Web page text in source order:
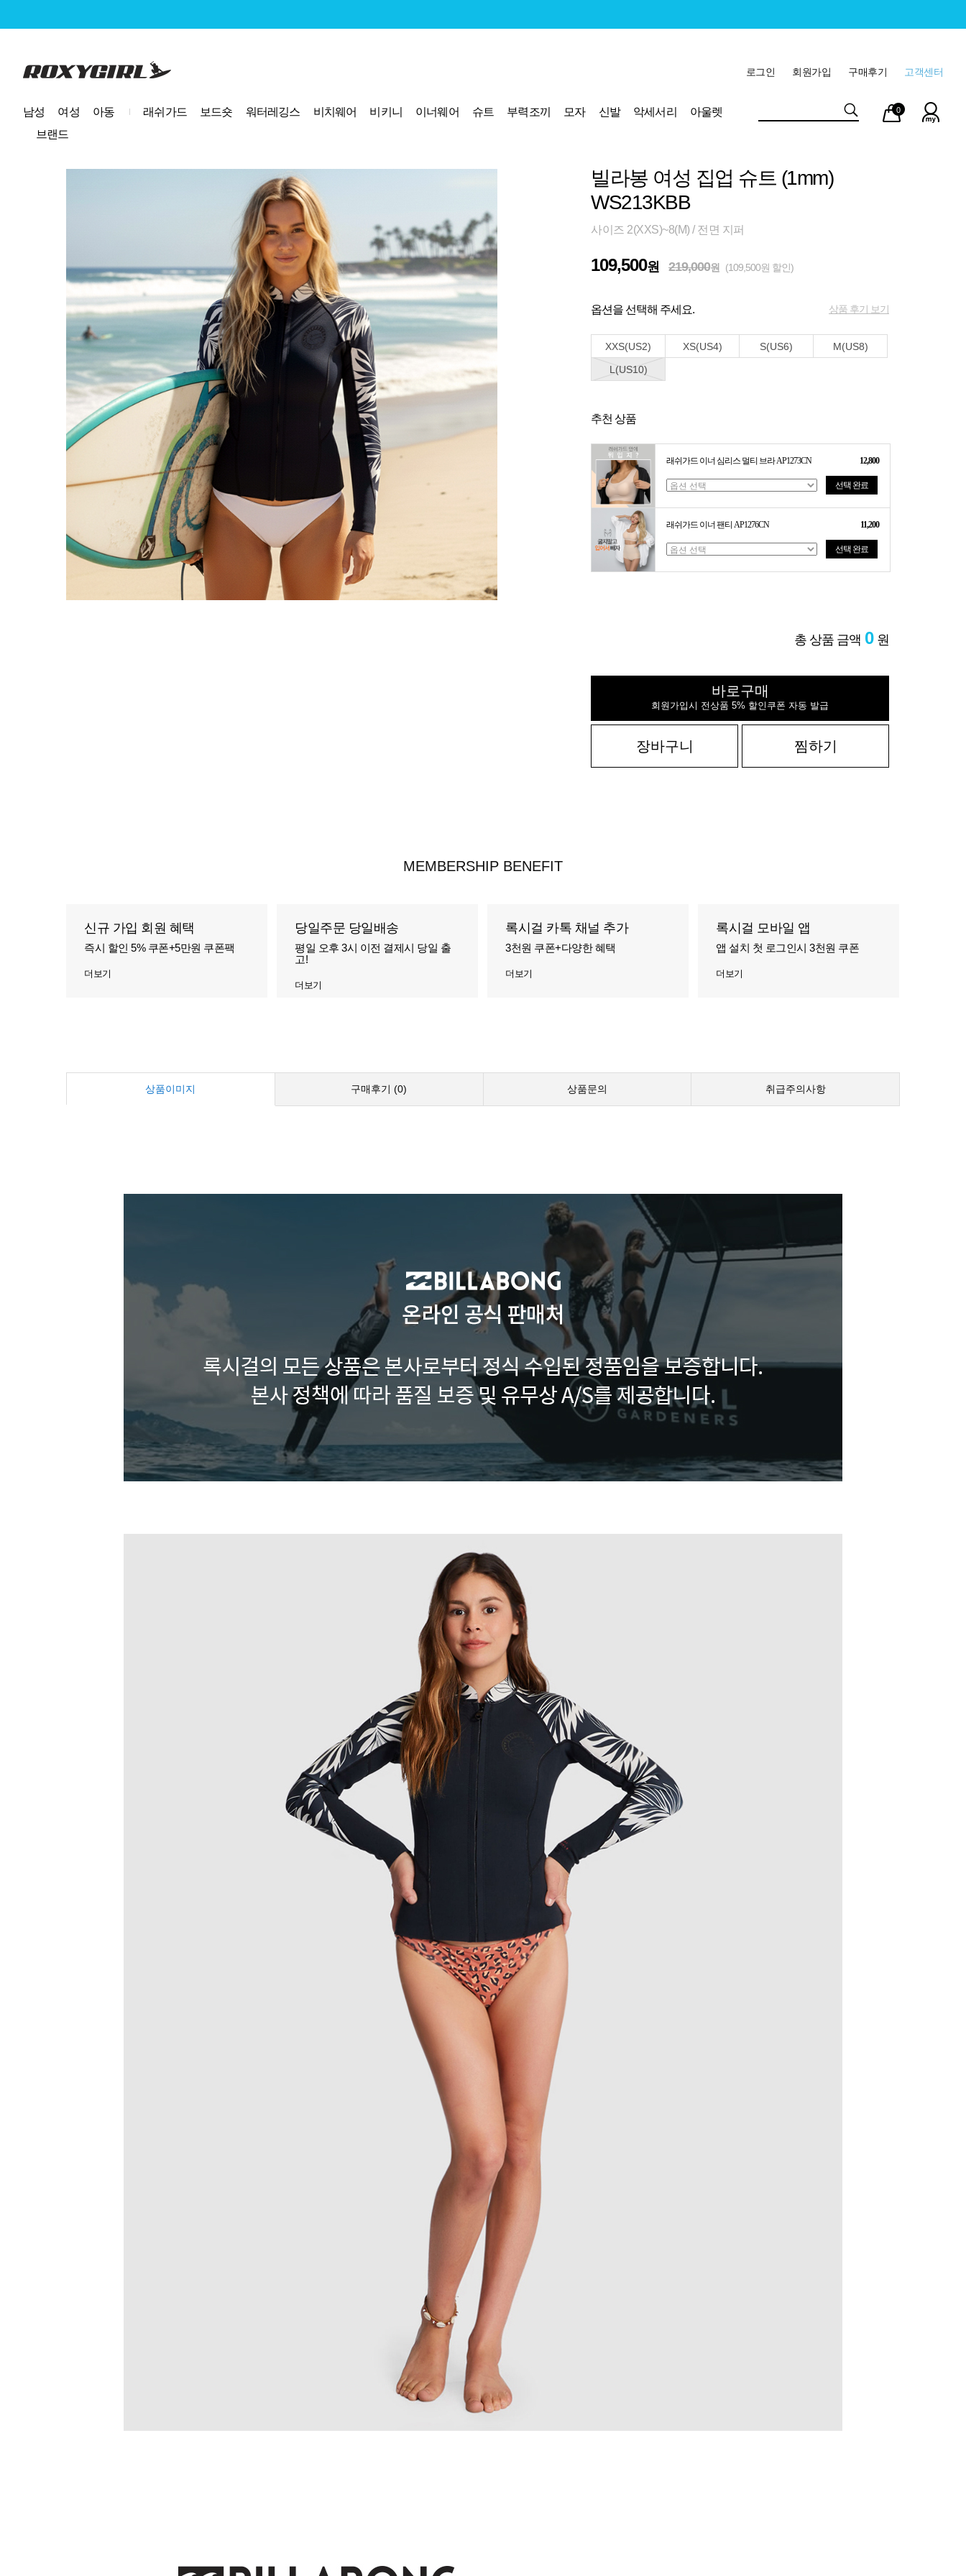
로고 고객센터
구매후기
회원가입
로그인
남성 여성 아동 래쉬가드 보드숏 워터레깅스 비치웨어 비키니 이너웨어 슈트 부력조끼 모자 신발 악세서리
아울렛
브랜드
마이
페이
장바
구니
0
빌라봉 여성 집업 슈트 (1mm)
WS213KBB
사이즈 2(XXS)~8(M) / 전면 지퍼
109,500원 219,000원 (109,500원 할인)
옵션을 선택해 주세요. 상품 후기 보기
XXS(US2) XS(US4) S(US6)
M(US8)
L(US10)
추천 상품
래쉬가드 이너 심리스 멀티 브라 AP1273CN 12,800
선택 완료
래쉬가드 이너 팬티 AP1276CN 11,200
선택 완료
총 상품 금액 0 원
바로구매
회원가입시 전상품 5% 할인쿠폰 자동 발급
장바구니 찜하기
MEMBERSHIP BENEFIT
신규 가입 회원 혜택
즉시 할인 5% 쿠폰+5만원 쿠폰팩
더보기
당일주문 당일배송
평일 오후 3시 이전 결제시 당일 출
고!
더보기
록시걸 카톡 채널 추가
3천원 쿠폰+다양한 혜택
더보기
록시걸 모바일 앱
앱 설치 첫 로그인시 3천원 쿠폰
더보기
상품이미지 구매후기 (0) 상품문의 취급주의사항